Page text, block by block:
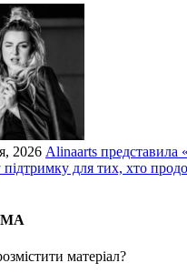
2026 Alinaarts представила
підтримку для тих, хто
матеріал?